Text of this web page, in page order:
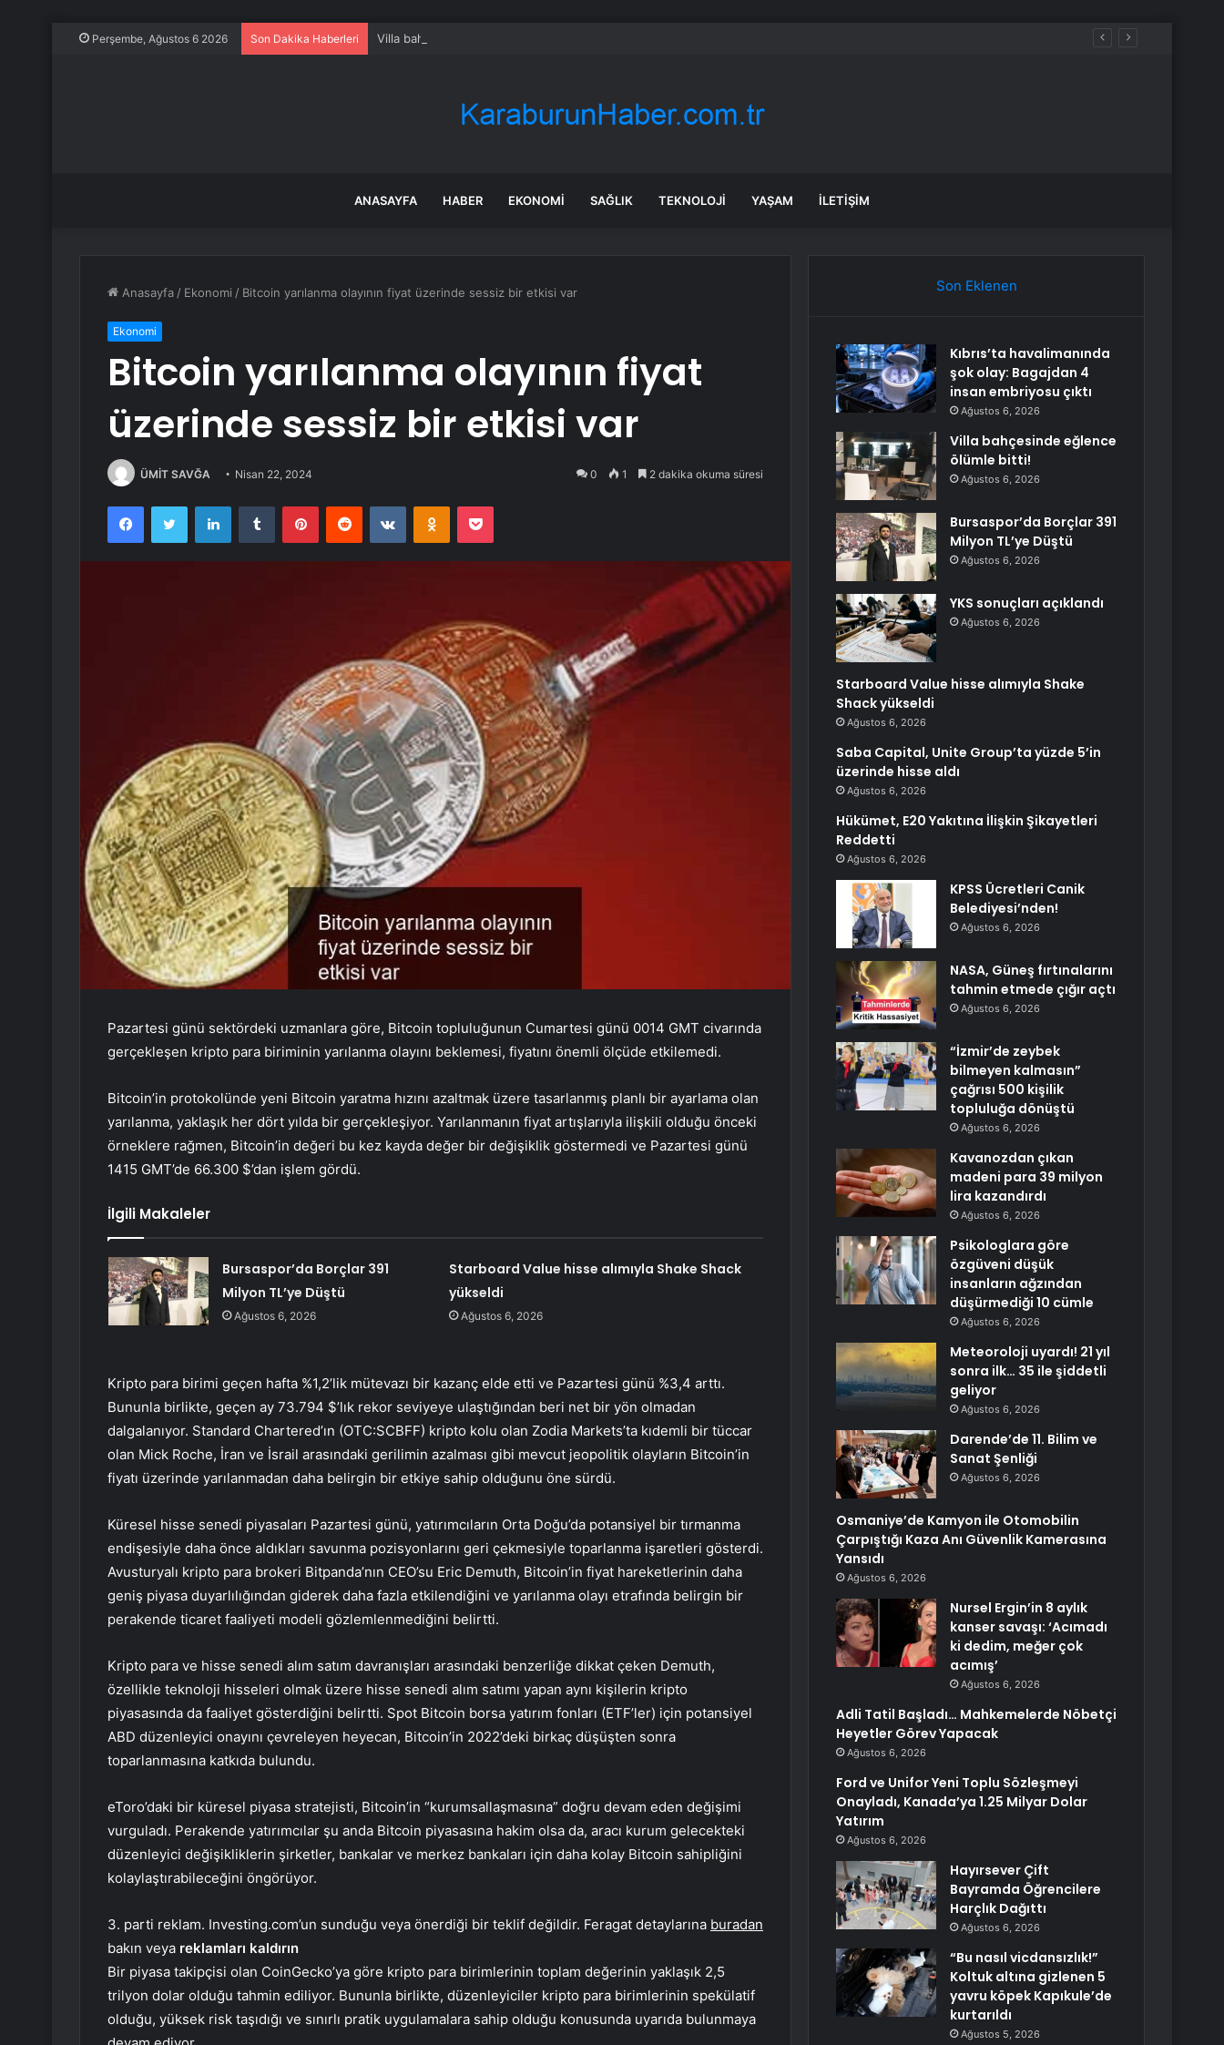
Perşembe, Ağustos 6 2026 Son Dakika Haberleri Villa bahçesinde eğlence ölümle bitti!
ANASAYFA HABER EKONOMI SAĞLIK TEKNOLOJI YAŞAM İLETIŞIM
Anasayfa / Ekonomi / Bitcoin yarılanma olayının fiyat üzerinde sessiz bir etkisi var
Ekonomi
Bitcoin yarılanma olayının fiyat
üzerinde sessiz bir etkisi var
ÜMİT SAVĞA Nisan 22, 2024 0 1 2 dakika okuma süresi
FacebookTwitter LinkedInTumblr PinterestReddit VKontakteOdnoklassniki
Pocket
Pazartesi günü sektördeki uzmanlara göre, Bitcoin topluluğunun Cumartesi günü 0014 GMT civarında
gerçekleşen kripto para biriminin yarılanma olayını beklemesi, fiyatını önemli ölçüde etkilemedi.
Bitcoin’in protokolünde yeni Bitcoin yaratma hızını azaltmak üzere tasarlanmış planlı bir ayarlama olan
yarılanma, yaklaşık her dört yılda bir gerçekleşiyor. Yarılanmanın fiyat artışlarıyla ilişkili olduğu önceki
örneklere rağmen, Bitcoin’in değeri bu kez kayda değer bir değişiklik göstermedi ve Pazartesi günü
1415 GMT’de 66.300 $’dan işlem gördü.
İlgili Makaleler
Bursaspor’da Borçlar 391
Milyon TL’ye Düştü
Ağustos 6, 2026
Starboard Value hisse alımıyla Shake Shack
yükseldi
Ağustos 6, 2026
Kripto para birimi geçen hafta %1,2’lik mütevazı bir kazanç elde etti ve Pazartesi günü %3,4 arttı.
Bununla birlikte, geçen ay 73.794 $’lık rekor seviyeye ulaştığından beri net bir yön olmadan
dalgalanıyor. Standard Chartered’ın (OTC:SCBFF) kripto kolu olan Zodia Markets’ta kıdemli bir tüccar
olan Mick Roche, İran ve İsrail arasındaki gerilimin azalması gibi mevcut jeopolitik olayların Bitcoin’in
fiyatı üzerinde yarılanmadan daha belirgin bir etkiye sahip olduğunu öne sürdü.
Küresel hisse senedi piyasaları Pazartesi günü, yatırımcıların Orta Doğu’da potansiyel bir tırmanma
endişesiyle daha önce aldıkları savunma pozisyonlarını geri çekmesiyle toparlanma işaretleri gösterdi.
Avusturyalı kripto para brokeri Bitpanda’nın CEO’su Eric Demuth, Bitcoin’in fiyat hareketlerinin daha
geniş piyasa duyarlılığından giderek daha fazla etkilendiğini ve yarılanma olayı etrafında belirgin bir
perakende ticaret faaliyeti modeli gözlemlenmediğini belirtti.
Kripto para ve hisse senedi alım satım davranışları arasındaki benzerliğe dikkat çeken Demuth,
özellikle teknoloji hisseleri olmak üzere hisse senedi alım satımı yapan aynı kişilerin kripto
piyasasında da faaliyet gösterdiğini belirtti. Spot Bitcoin borsa yatırım fonları (ETF’ler) için potansiyel
ABD düzenleyici onayını çevreleyen heyecan, Bitcoin’in 2022’deki birkaç düşüşten sonra
toparlanmasına katkıda bulundu.
eToro’daki bir küresel piyasa stratejisti, Bitcoin’in “kurumsallaşmasına” doğru devam eden değişimi
vurguladı. Perakende yatırımcılar şu anda Bitcoin piyasasına hakim olsa da, aracı kurum gelecekteki
düzenleyici değişikliklerin şirketler, bankalar ve merkez bankaları için daha kolay Bitcoin sahipliğini
kolaylaştırabileceğini öngörüyor.
3. parti reklam. Investing.com’un sunduğu veya önerdiği bir teklif değildir. Feragat detaylarına buradan
bakın veya reklamları kaldırın
Bir piyasa takipçisi olan CoinGecko’ya göre kripto para birimlerinin toplam değerinin yaklaşık 2,5
trilyon dolar olduğu tahmin ediliyor. Bununla birlikte, düzenleyiciler kripto para birimlerinin spekülatif
olduğu, yüksek risk taşıdığı ve sınırlı pratik uygulamalara sahip olduğu konusunda uyarıda bulunmaya
Son Eklenen
Kıbrıs’ta havalimanında
şok olay: Bagajdan 4
insan embriyosu çıktı
Ağustos 6, 2026
Villa bahçesinde eğlence
ölümle bitti!
Ağustos 6, 2026
Bursaspor’da Borçlar 391
Milyon TL’ye Düştü
Ağustos 6, 2026
YKS sonuçları açıklandı
Ağustos 6, 2026
Starboard Value hisse alımıyla Shake
Shack yükseldi
Ağustos 6, 2026
Saba Capital, Unite Group’ta yüzde 5’in
üzerinde hisse aldı
Ağustos 6, 2026
Hükümet, E20 Yakıtına İlişkin Şikayetleri
Reddetti
Ağustos 6, 2026
KPSS Ücretleri Canik
Belediyesi’nden!
Ağustos 6, 2026
NASA, Güneş fırtınalarını
tahmin etmede çığır açtı
Ağustos 6, 2026
“İzmir’de zeybek
bilmeyen kalmasın”
çağrısı 500 kişilik
topluluğa dönüştü
Ağustos 6, 2026
Kavanozdan çıkan
madeni para 39 milyon
lira kazandırdı
Ağustos 6, 2026
Psikologlara göre
özgüveni düşük
insanların ağzından
düşürmediği 10 cümle
Ağustos 6, 2026
Meteoroloji uyardı! 21 yıl
sonra ilk… 35 ile şiddetli
geliyor
Ağustos 6, 2026
Darende’de 11. Bilim ve
Sanat Şenliği
Ağustos 6, 2026
Osmaniye’de Kamyon ile Otomobilin
Çarpıştığı Kaza Anı Güvenlik Kamerasına
Yansıdı
Ağustos 6, 2026
Nursel Ergin’in 8 aylık
kanser savaşı: ‘Acımadı
ki dedim, meğer çok
acımış’
Ağustos 6, 2026
Adli Tatil Başladı… Mahkemelerde Nöbetçi
Heyetler Görev Yapacak
Ağustos 6, 2026
Ford ve Unifor Yeni Toplu Sözleşmeyi
Onayladı, Kanada’ya 1.25 Milyar Dolar
Yatırım
Ağustos 6, 2026
Hayırsever Çift
Bayramda Öğrencilere
Harçlık Dağıttı
Ağustos 6, 2026
“Bu nasıl vicdansızlık!”
Koltuk altına gizlenen 5
yavru köpek Kapıkule’de
kurtarıldı
Ağustos 5, 2026